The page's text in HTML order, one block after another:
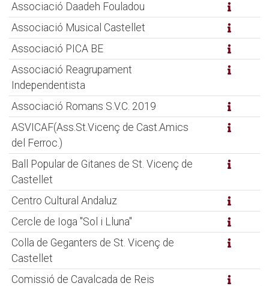
Associació Daadeh Fouladou
Associació Musical Castellet
Associació PICA BE
Associació Reagrupament
Independentista
Associació Romans S.V.C. 2019
ASVICAF(Ass.St.Vicenç de Cast.Amics
del Ferroc.)
Ball Popular de Gitanes de St. Vicenç de
Castellet
Centro Cultural Andaluz
Cercle de Ioga "Sol i Lluna"
Colla de Geganters de St. Vicenç de
Castellet
Comissió de Cavalcada de Reis